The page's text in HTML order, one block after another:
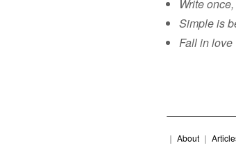
Write
Simple is
Fall in love
｜ About ｜